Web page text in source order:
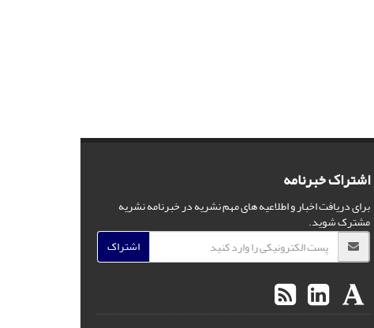
اشتراک خبرنامه
برای دریافت اخبار و اطلاعیه های مهم نشریه در خبرنامه نشریه
مشترک شوید.
اشتراک